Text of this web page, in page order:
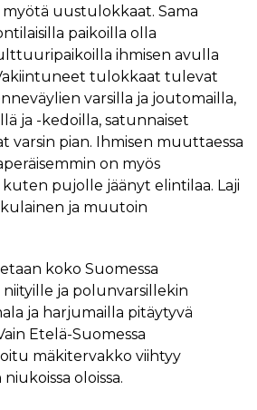
uustulokkaat. Sama
paikoilla olla
ihmisen avulla
tulokkaat tulevat
varsilla ja joutomailla,
ja -kedoilla, satunnaiset
varsin pian. Ihmisen muuttaessa
on myös
pujolle jäänyt elintilaa. Laji
ja muutoin
koko Suomessa
niityille ja polunvarsillekin
ja harjumailla pitäytyvä
Etelä-Suomessa
mäkitervakko viihtyy
oloissa.